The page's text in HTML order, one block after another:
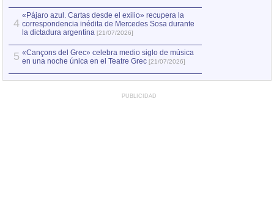
4
«Pájaro azul. Cartas desde el exilio» recupera la
correspondencia inédita de Mercedes Sosa durante
la dictadura argentina [21/07/2026]
5 «Cançons del Grec» celebra medio siglo de música
en una noche única en el Teatre Grec [21/07/2026]
PUBLICIDAD